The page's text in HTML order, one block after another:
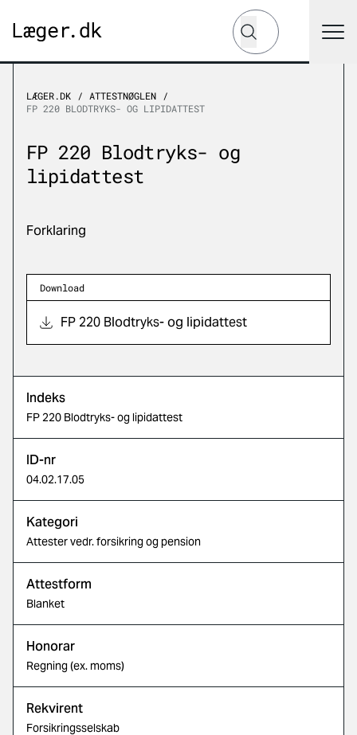
Hvad leder du efter?
Søg
LÆGER.DK
ATTESTNØGLEN
FP 220 BLODTRYKS- OG LIPIDATTEST
FP 220 Blodtryks- og
lipidattest
Forklaring
Download
FP 220 Blodtryks- og lipidattest
Indeks
FP 220 Blodtryks- og lipidattest
ID-nr
04.02.17.05
Kategori
Attester vedr. forsikring og pension
Attestform
Blanket
Honorar
Regning (ex. moms)
Rekvirent
Forsikringsselskab